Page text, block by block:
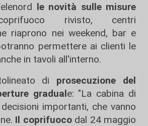
le novità sulle misure
rivisto, centri
riaprono nei weekend, bar e
permettere ai clienti le
in tavoli all'interno.
di prosecuzione del
graduale: "La cabina di
importanti, che vanno
Il coprifuocodal 24 maggio